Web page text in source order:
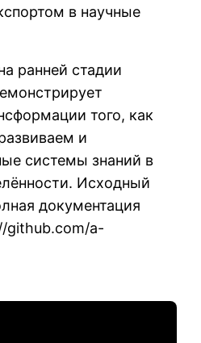
в научные
ранней стадии
того, как
и
системы знаний в
Исходный
документация
github.com/a-